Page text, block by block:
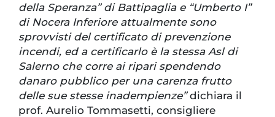
della Speranza” di Battipaglia e “Umberto I”
di Nocera Inferiore attualmente sono
sprovvisti del certificato di prevenzione
incendi, ed a certificarlo è la stessa Asl di
Salerno che corre ai ripari spendendo
danaro pubblico per una carenza frutto
delle sue stesse inadempienze”dichiara il
prof. Aurelio Tommasetti, consigliere